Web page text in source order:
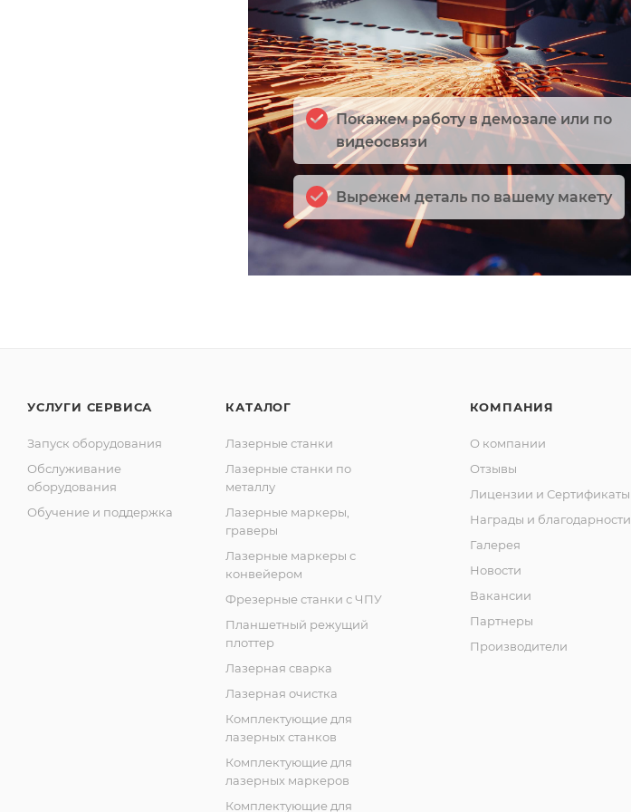
Покажем работу в демозале или по
видеосвязи
Вырежем деталь по вашему макету
УСЛУГИ СЕРВИСА
Запуск оборудования
Обслуживание
оборудования
Обучение и поддержка
КАТАЛОГ
Лазерные станки
Лазерные станки по
металлу
Лазерные маркеры,
граверы
Лазерные маркеры с
конвейером
Фрезерные станки с ЧПУ
Планшетный режущий
плоттер
Лазерная сварка
Лазерная очистка
Комплектующие для
лазерных станков
Комплектующие для
лазерных маркеров
Комплектующие для
КОМПАНИЯ
О компании
Отзывы
Лицензии и Сертификаты
Награды и благодарности
Галерея
Новости
Вакансии
Партнеры
Производители